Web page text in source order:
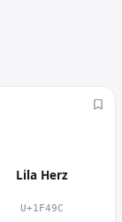
Lila Herz
U+1F49C